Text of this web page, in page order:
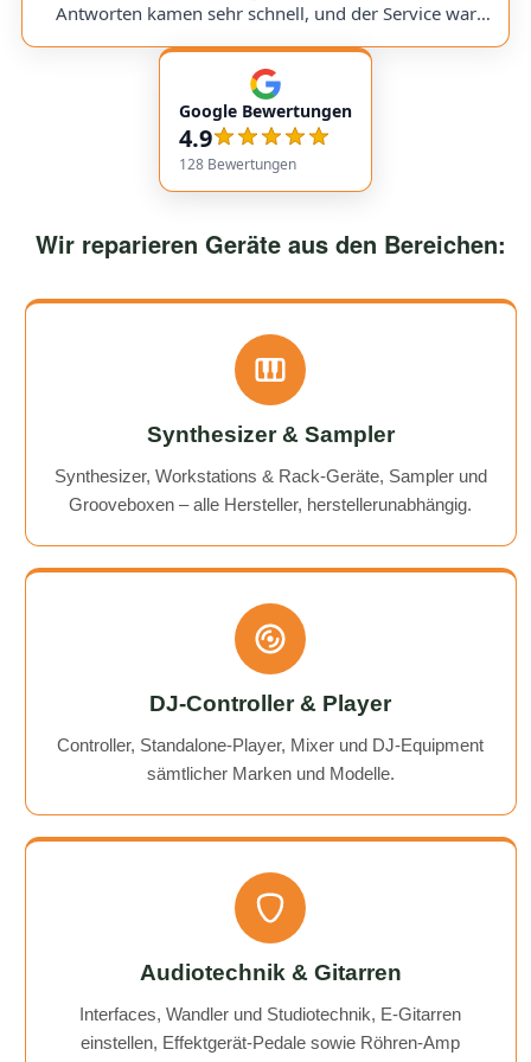
would use them again anytime!
Antworten kamen sehr schnell, und der Service war
empfehlenswert! Very friendly and professional
communication. Responses came very quickly, and the
service overall was extremely friendly and reliable.
Highly recommended!
Google Bewertungen
4.9
128 Bewertungen
Wir reparieren Geräte aus den Bereichen:
Synthesizer & Sampler
Synthesizer, Workstations & Rack-Geräte, Sampler und
Grooveboxen – alle Hersteller, herstellerunabhängig.
DJ-Controller & Player
Controller, Standalone-Player, Mixer und DJ-Equipment
sämtlicher Marken und Modelle.
Audiotechnik & Gitarren
Interfaces, Wandler und Studiotechnik, E-Gitarren
einstellen, Effektgerät-Pedale sowie Röhren-Amp